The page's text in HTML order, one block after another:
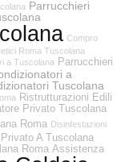
Parrucchieri
Compro
Roma Tuscolana
a Tuscolana Parrucchieri
a
Tuscolana
Ristrutturazioni Edili
Privato Tuscolana
Roma Disinfestazioni
A Tuscolana
Roma Assistenza